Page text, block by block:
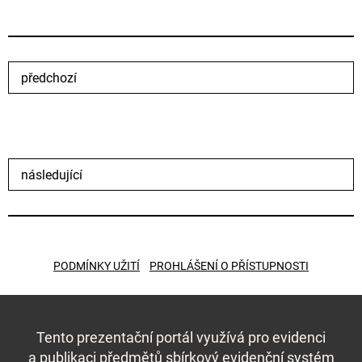
předchozí
následující
PODMÍNKY UŽITÍ PROHLÁŠENÍ O PŘÍSTUPNOSTI
Tento prezentační portál využívá pro evidenci
a publikaci předmětů sbírkový evidenční systém